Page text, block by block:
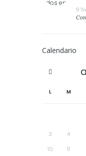
9
Calendario
L M
3
4
10
11